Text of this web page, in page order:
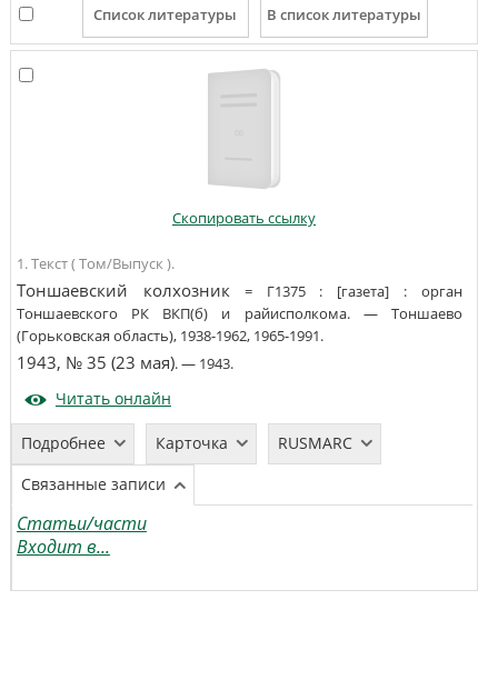
Скопировать ссылку
1. Текст ( Том/Выпуск ).
Тоншаевский колхозник = Г1375 : [газета] :
орган
Тоншаевского РК ВКП(б) и райисполкома. —Тоншаево
(Горьковская область),1938-1962, 1965-1991.
1943, № 35 (23 мая). —1943.
Читать онлайн
Подробнее Карточка
RUSMARC
Связанные записи
Статьи/части
Входит в...